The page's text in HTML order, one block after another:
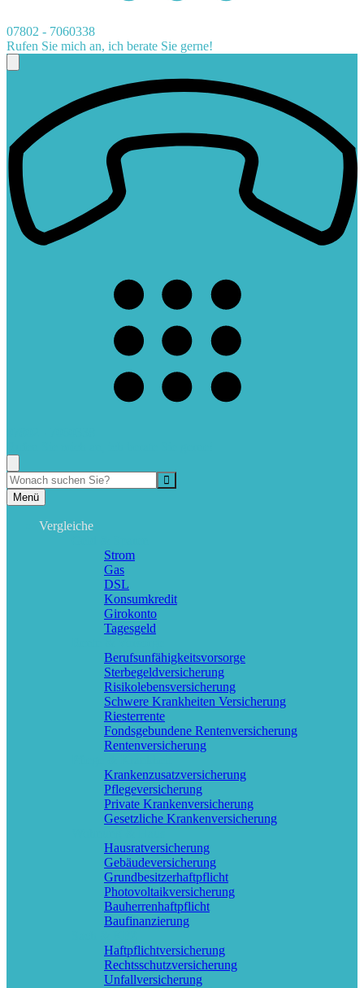
07802 - 7060338
Rufen Sie mich an, ich berate Sie gerne!
Menü
Vergleiche
Strom
Gas
DSL
Konsumkredit
Girokonto
Tagesgeld
Berufs­unfähigkeitsvorsorge
Sterbegeldversicherung
Risikolebensversicherung
Schwere Krankheiten Versicherung
Riesterrente
Fondsgebundene Rentenversicherung
Rentenversicherung
Krankenzusatzversicherung
Pflegeversicherung
Private Krankenversicherung
Gesetzliche Krankenversicherung
Hausratversicherung
Gebäudeversicherung
Grundbesitzerhaftpflicht
Photovoltaikversicherung
Bauherrenhaftpflicht
Baufinanzierung
Haftpflichtversicherung
Rechtsschutzversicherung
Unfallversicherung